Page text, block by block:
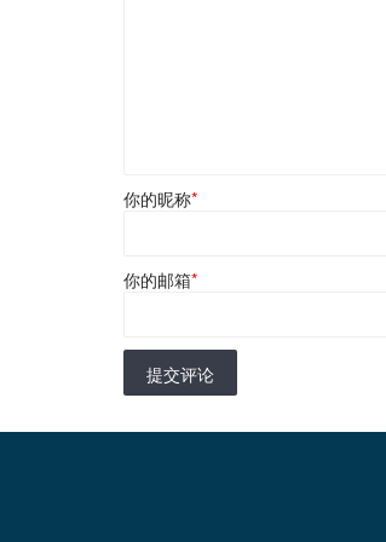
你的昵称*
你的邮箱*
提交评论